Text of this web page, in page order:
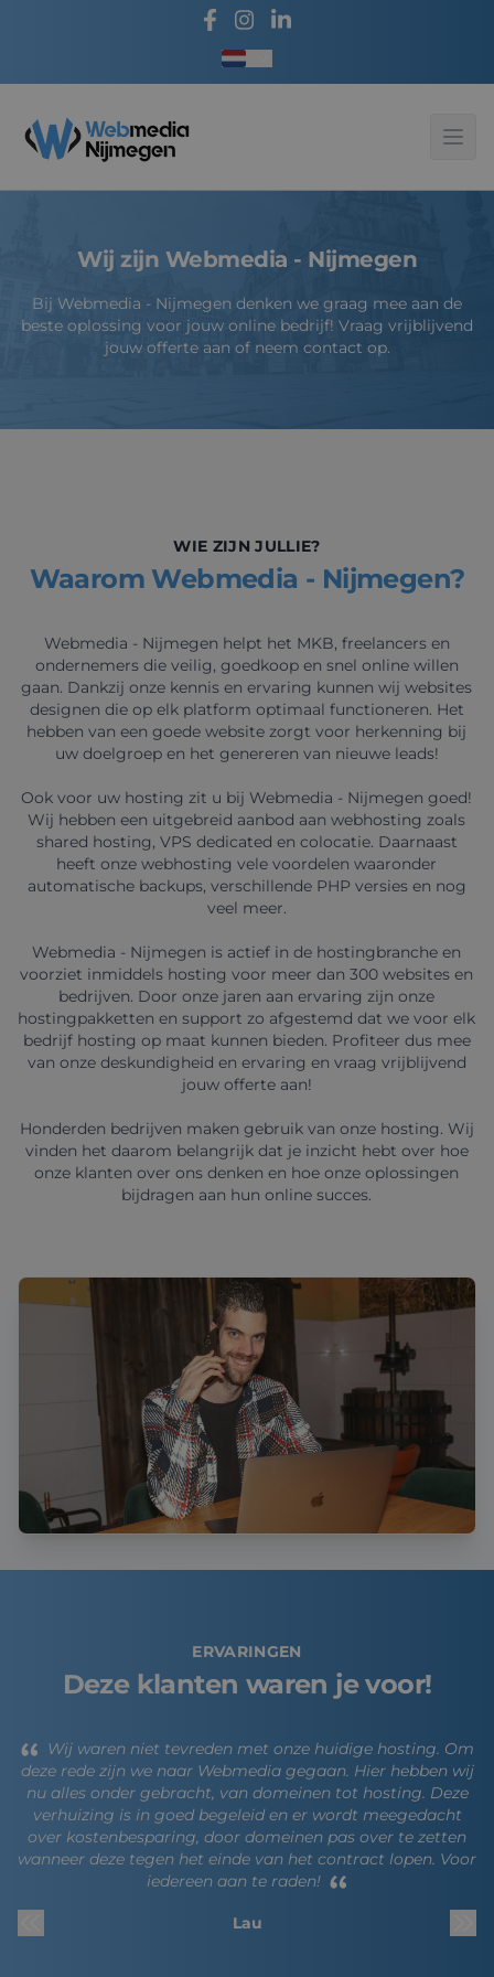
Taal kiezen
Webmedia - Nijmegen
Wij zijn Webmedia - Nijmegen
Bij Webmedia - Nijmegen denken we graag mee aan de
beste oplossing voor jouw online bedrijf! Vraag vrijblijvend
jouw offerte aan of neem contact op.
WIE ZIJN JULLIE?
Waarom Webmedia - Nijmegen?
Webmedia - Nijmegen helpt het MKB, freelancers en
ondernemers die veilig, goedkoop en snel online willen
gaan. Dankzij onze kennis en ervaring kunnen wij websites
designen die op elk platform optimaal functioneren. Het
hebben van een goede website zorgt voor herkenning bij
uw doelgroep en het genereren van nieuwe leads!
Ook voor uw hosting zit u bij Webmedia - Nijmegen goed!
Wij hebben een uitgebreid aanbod aan webhosting zoals
shared hosting, VPS dedicated en colocatie. Daarnaast
heeft onze webhosting vele voordelen waaronder
automatische backups, verschillende PHP versies en nog
veel meer.
Webmedia - Nijmegen is actief in de hostingbranche en
voorziet inmiddels hosting voor meer dan 300 websites en
bedrijven. Door onze jaren aan ervaring zijn onze
hostingpakketten en support zo afgestemd dat we voor elk
bedrijf hosting op maat kunnen bieden. Profiteer dus mee
van onze deskundigheid en ervaring en vraag vrijblijvend
jouw offerte aan!
Honderden bedrijven maken gebruik van onze hosting. Wij
vinden het daarom belangrijk dat je inzicht hebt over hoe
onze klanten over ons denken en hoe onze oplossingen
bijdragen aan hun online succes.
ERVARINGEN
Deze klanten waren je voor!
Wij waren niet tevreden met onze huidige hosting. Om
deze rede zijn we naar Webmedia gegaan. Hier hebben wij
nu alles onder gebracht, van domeinen tot hosting. Deze
verhuizing is in goed begeleid en er wordt meegedacht
over kostenbesparing, door domeinen pas over te zetten
wanneer deze tegen het einde van het contract lopen. Voor
iedereen aan te raden!
Lau